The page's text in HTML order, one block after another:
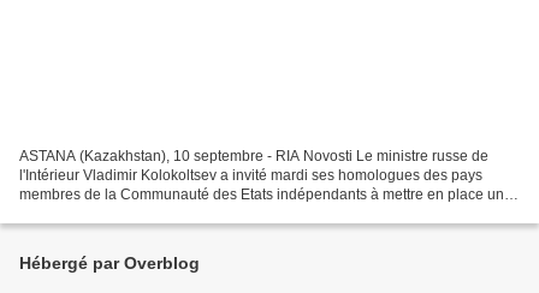
ASTANA (Kazakhstan), 10 septembre - RIA Novosti Le ministre russe de
l'Intérieur Vladimir Kolokoltsev a invité mardi ses homologues des pays
membres de la Communauté des Etats indépendants à mettre en place une
Hébergé par Overblog